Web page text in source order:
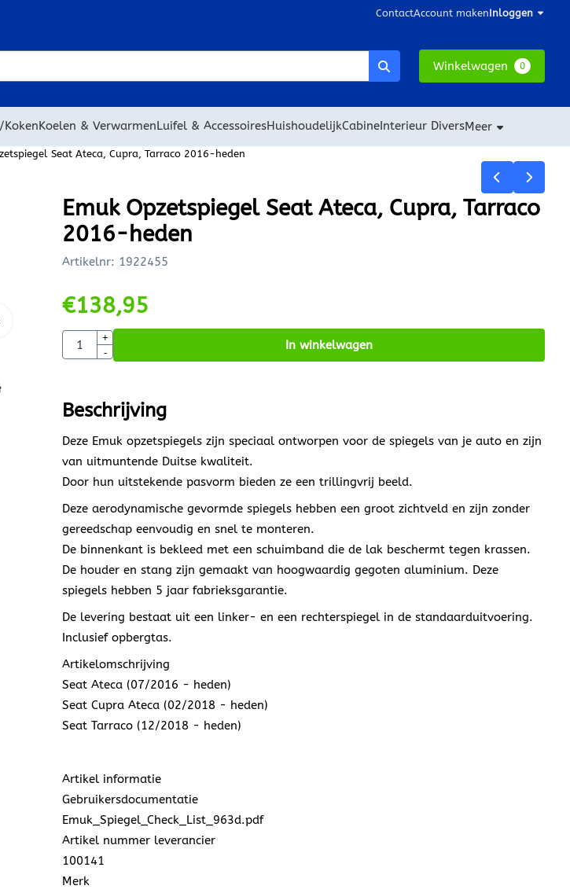
ContactAccount makenInloggen
Winkelwagen 0
Koelen & VerwarmenLuifel & AccessoiresHuishoudelijkCabine Interieur DiversMeer
Seat Ateca, Cupra, Tarraco 2016-heden
Emuk Opzetspiegel Seat Ateca, Cupra, Tarraco
2016-heden
Artikelnr: 1922455
€138,95
Aantal
+
-
In winkelwagen
Beschrijving
Deze Emuk opzetspiegels zijn speciaal ontworpen voor de spiegels van je auto en zijn
van uitmuntende Duitse kwaliteit.
Door hun uitstekende pasvorm bieden ze een trillingvrij beeld.
Deze aerodynamische gevormde spiegels hebben een groot zichtveld en zijn zonder
gereedschap eenvoudig en snel te monteren.
De binnenkant is bekleed met een schuimband die de lak beschermt tegen krassen.
De houder en stang zijn gemaakt van hoogwaardig gegoten aluminium. Deze
spiegels hebben 5 jaar fabrieksgarantie.
De levering bestaat uit een linker- en een rechterspiegel in de standaarduitvoering.
Inclusief opbergtas.
Artikelomschrijving
Seat Ateca (07/2016 - heden)
Seat Cupra Ateca (02/2018 - heden)
Seat Tarraco (12/2018 - heden)
Artikel informatie
Gebruikersdocumentatie
Emuk_Spiegel_Check_List_963d.pdf
Artikel nummer leverancier
100141
Merk